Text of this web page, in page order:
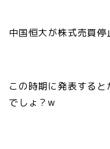
中国恒大が株式売買停
この時期に発表する
でしょ？w